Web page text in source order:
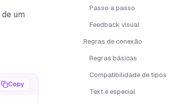
de um
Copy
Passo a passo
Feedback visual
Regras de conexão
Regras básicas
Compatibilidade de tipos
Text é especial